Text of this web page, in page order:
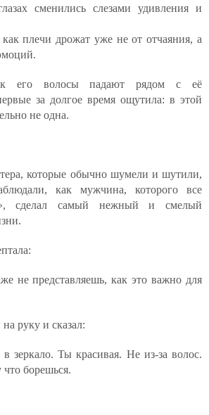
сменились слезами удивления и
плечи дрожат уже не от отчаяния, а
его волосы падают рядом с её
за долгое время ощутила: в этой
не одна.
которые обычно шумели и шутили,
как мужчина, которого все
сделал самый нежный и смелый
не представляешь, как это важно для
руку и сказал:
зеркало. Ты красивая. Не из-за волос.
борешься.